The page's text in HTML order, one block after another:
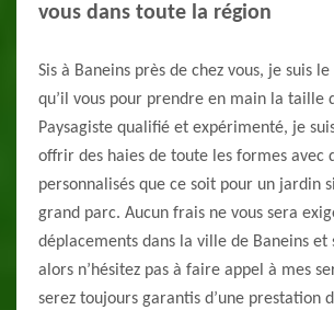
vous dans toute la région
Sis à Baneins près de chez vous, je suis
qu’il vous pour prendre en main la taille
Paysagiste qualifié et expérimenté, je
offrir des haies de toute les formes avec
personnalisés que ce soit pour un jardin
grand parc. Aucun frais ne vous sera
déplacements dans la ville de Baneins et
alors n’hésitez pas à faire appel à mes
serez toujours garantis d’une prestation